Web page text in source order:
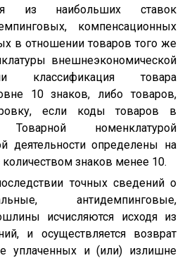
из наибольших ставок
компенсационных
в отношении товаров того же
внешнеэкономической
классификация товара
10 знаков, либо товаров,
если коды товаров в
номенклатурой
деятельности определены на
знаков менее 10.
точных сведений о
антидемпинговые,
исчисляются исходя из
и осуществляется возврат
уплаченных и (или) излишне